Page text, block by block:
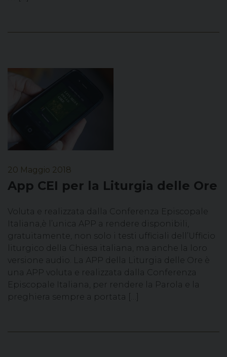
20 Maggio 2018
App CEI per la Liturgia delle Ore
Voluta e realizzata dalla Conferenza Episcopale
Italiana,è l’unica APP a rendere disponibili,
gratuitamente, non solo i testi ufficiali dell’Ufficio
liturgico della Chiesa italiana, ma anche la loro
versione audio. La APP della Liturgia delle Ore è
una APP voluta e realizzata dalla Conferenza
Episcopale Italiana, per rendere la Parola e la
preghiera sempre a portata […]